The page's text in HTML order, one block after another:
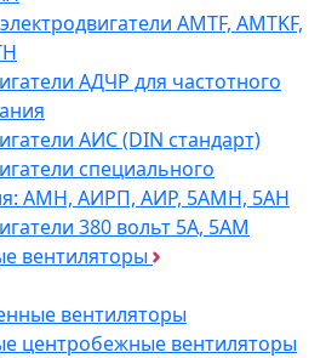
AMTF, AMTKF,
АДЧР для частотного
АИС (DIN стандарт)
специального
АМН, АИРП, АИР, 5АМН, 5АН
380 вольт 5А, 5АМ
вентиляторы
вентиляторы
центробежные вентиляторы